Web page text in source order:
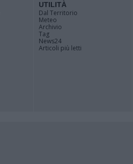
UTILITÀ
Dal Territorio
Meteo
Archivio
Tag
News24
Articoli più letti